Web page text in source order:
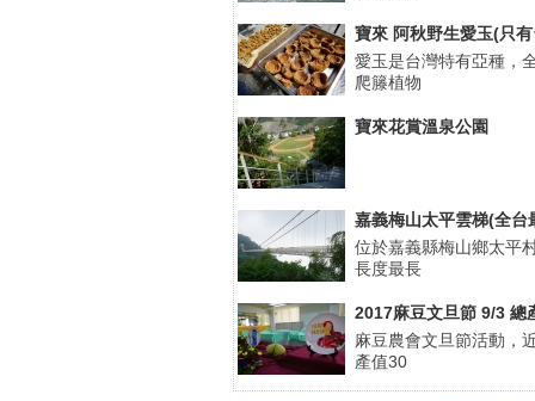
寶來 阿秋野生愛玉(只
愛玉是台灣特有亞種，
爬籐植物
寶來花賞溫泉公園
嘉義梅山太平雲梯(全台
位於嘉義縣梅山鄉太平
長度最長
2017麻豆文旦節 9/3 總
麻豆農會文旦節活動，
產值30